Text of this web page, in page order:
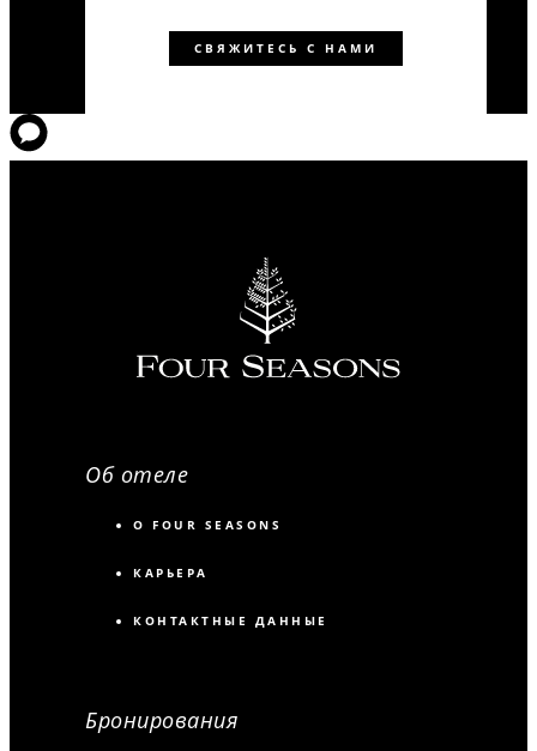
СВЯЖИТЕСЬ С НАМИ
Об отеле
О FOUR SEASONS
КАРЬЕРА
КОНТАКТНЫЕ ДАННЫЕ
Бронирования